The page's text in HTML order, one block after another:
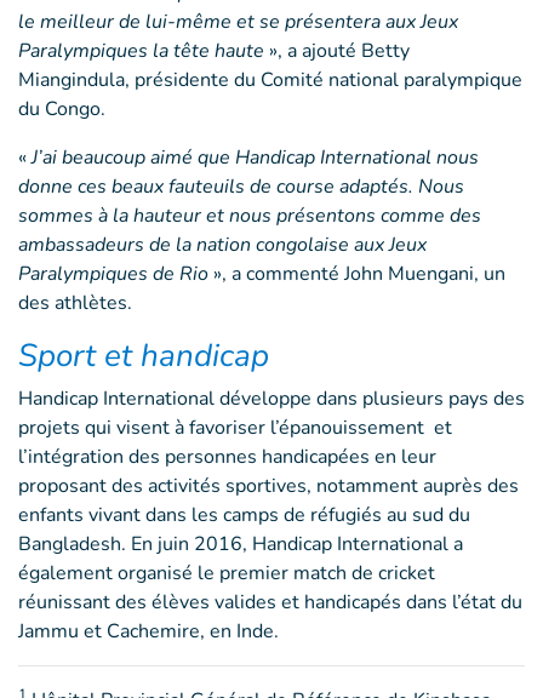
le meilleur de lui-même et se présentera aux Jeux
Paralympiques la tête haute », a ajouté Betty
Miangindula, présidente du Comité national paralympique
du Congo.
«J’ai beaucoup aimé que Handicap International nous
donne ces beaux fauteuils de course adaptés. Nous
sommes à la hauteur et nous présentons comme des
ambassadeurs de la nation congolaise aux Jeux
Paralympiques de Rio », a commenté John Muengani, un
des athlètes.
Sport et handicap
Handicap International développe dans plusieurs pays des
projets qui visent à favoriser l’épanouissement et
l’intégration des personnes handicapées en leur
proposant des activités sportives, notamment auprès des
enfants vivant dans les camps de réfugiés au sud du
Bangladesh. En juin 2016, Handicap International a
également organisé le premier match de cricket
réunissant des élèves valides et handicapés dans l’état du
Jammu et Cachemire, en Inde.